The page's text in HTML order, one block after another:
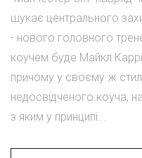
шукає центрального
- нового головного
коучем буде Майкл
причому у своєму ж
недосвідченого коуча,
з яким у принципі...